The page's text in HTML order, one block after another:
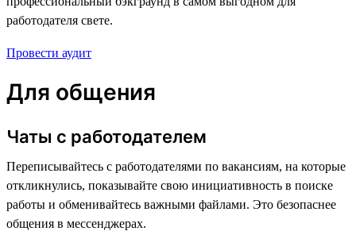
работодателя свете.
Провести аудит
Для общения
Чаты с работодателем
Переписывайтесь с работодателями по вакансиям, на которые
откликнулись, показывайте свою инициативность в поиске
работы и обменивайтесь важными файлами. Это безопаснее
общения в мессенджерах.